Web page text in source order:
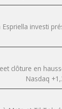
investi
clôture en
Nasdaq